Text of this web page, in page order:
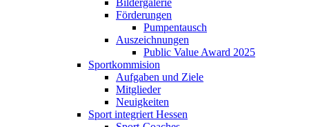
Bildergalerie
Förderungen
Pumpentausch
Auszeichnungen
Public Value Award 2025
Sportkommision
Aufgaben und Ziele
Mitglieder
Neuigkeiten
Sport integriert Hessen